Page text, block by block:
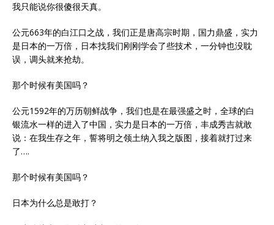
我只能说你很傻很天真。
公元663年的白江口之战，我们正是唐高宗时期，国力鼎盛，实力
是日本的一万倍，日本找我们刚刚学会了些技术，一分钟也没耽
误，调头就来抢劫。
那个时候有美国吗？
公元1592年的万历朝鲜战争，我们也是在最强盛之时，全球的白
银流水一样的进入了中国，实力是日本的一万倍，丰成秀吉就敢
说：在我生存之年，誓将明之领土纳入我之版图，接着就打过来
了….
那个时候有美国吗？
日本为什么总是敢打？